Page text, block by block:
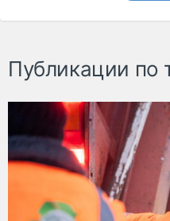
Публикации по